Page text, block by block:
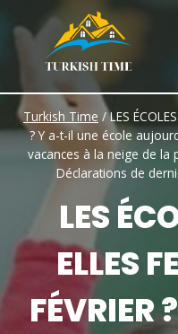
content
Turkish Time /LES
? Y a-t-il une école
vacances à la neige de la
Déclarations de
LES
ELLES